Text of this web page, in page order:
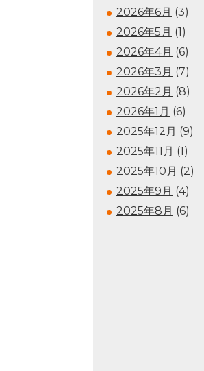
2026年6月 (3)
2026年5月 (1)
2026年4月 (6)
2026年3月 (7)
2026年2月 (8)
2026年1月 (6)
2025年12月 (9)
2025年11月 (1)
2025年10月 (2)
2025年9月 (4)
2025年8月 (6)